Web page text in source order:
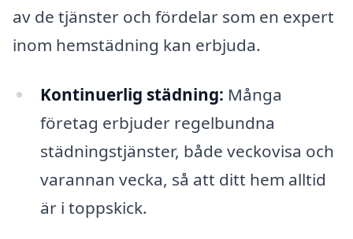
av de tjänster och fördelar som en expert
inom hemstädning kan erbjuda.
Kontinuerlig städning: Många
företag erbjuder regelbundna
städningstjänster, både veckovisa och
varannan vecka, så att ditt hem alltid
är i toppskick.